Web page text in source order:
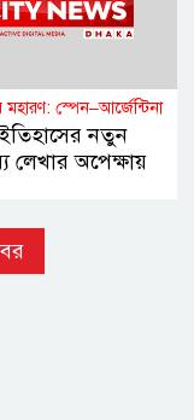
মহারণ: স্পেন–আর্জেন্টিনা
নতুন
লেখার অপেক্ষায়